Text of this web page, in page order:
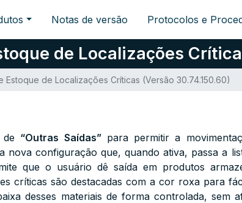
Notas de versão Protocolos e
de Localizações
Estoque de Localizações Críticas (Versão 30.74.150.60)
“Outras Saídas”para permitir a
nova configuração que, quando ativa, passa a
que o usuário dê saída em produtos
críticas são destacadas com a cor roxa para
desses materiais de forma controlada, sem